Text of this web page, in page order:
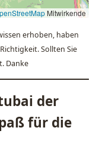
Mitwirkende
erhoben, haben
Sollten Sie
Danke
der
für die